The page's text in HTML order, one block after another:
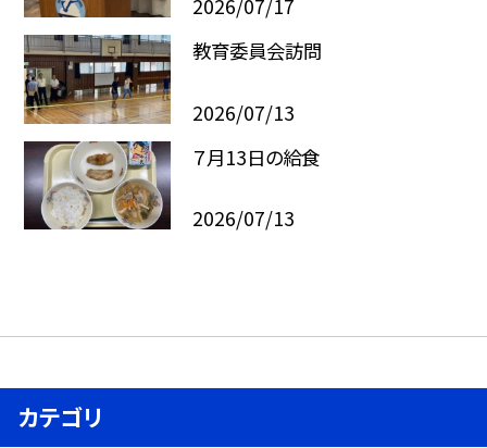
2026/07/17
教育委員会訪問
2026/07/13
７月13日の給食
2026/07/13
カテゴリ